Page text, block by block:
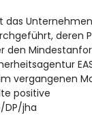
deren
den
vergangenen
positive
DP/jha